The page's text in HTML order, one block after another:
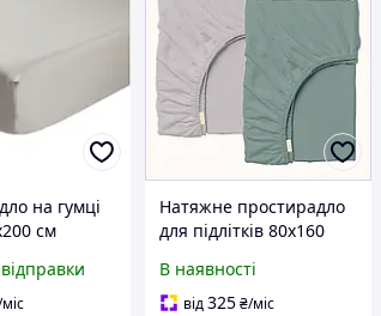
на гумці
см
для
Натяжне простирадло
для підлітків 80х160
8558E5C68B
В наявності
від325₴/міс